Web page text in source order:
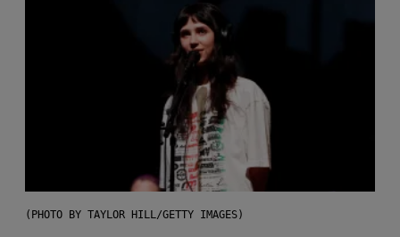
(PHOTO BY TAYLOR HILL/GETTY IMAGES)